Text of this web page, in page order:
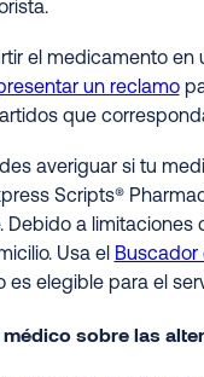
el medicamento
un reclamo
que
averiguar si tu
Scripts®
Debido a
Usa el Buscador
es elegible para el
médico sobre las